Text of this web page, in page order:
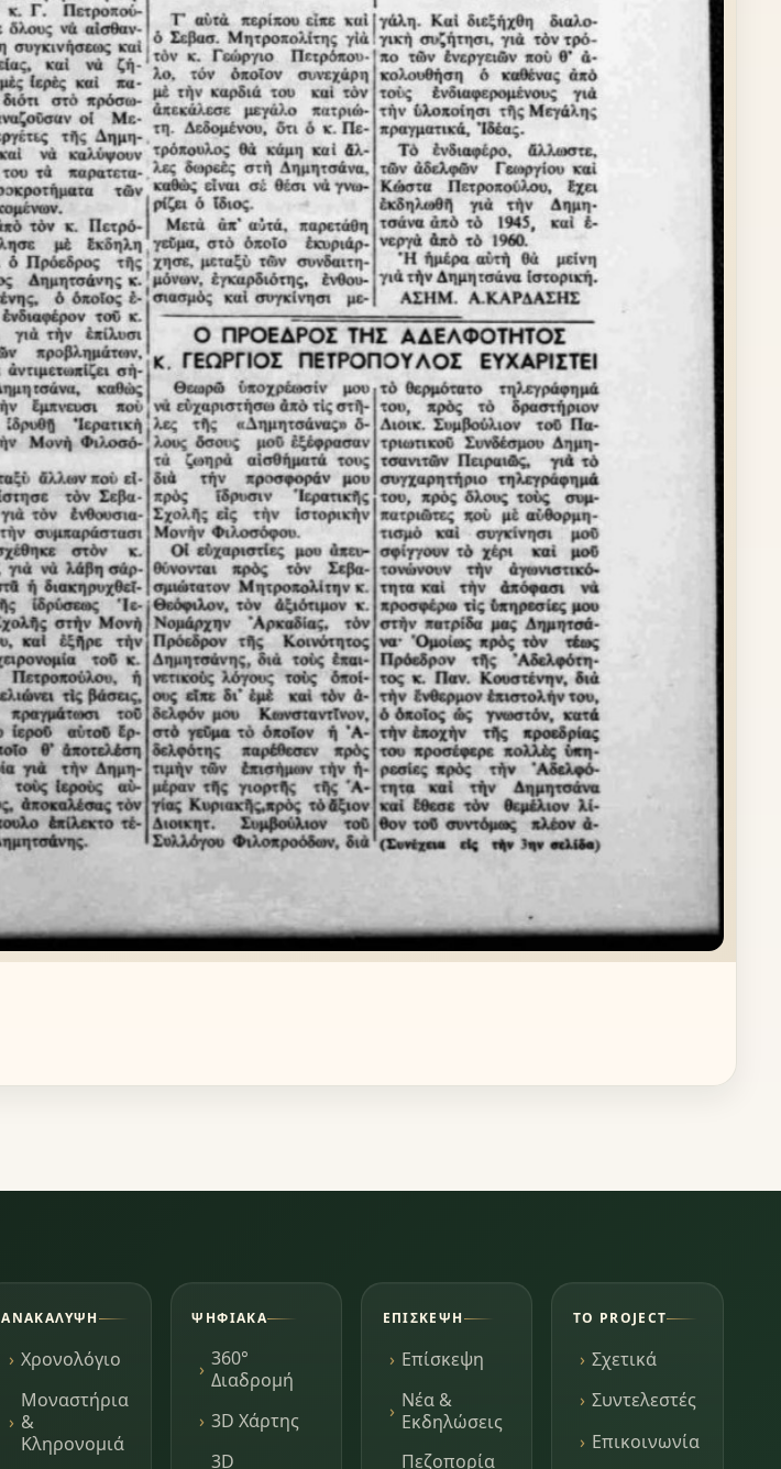
ΑΝΑΚΆΛΥΨΗ
Χρονολόγιο
Μοναστήρια
&
Κληρονομιά
ΨΗΦΙΑΚΆ
360°
Διαδρομή
3D Χάρτης
3D
ΕΠΊΣΚΕΨΗ
Επίσκεψη
Νέα &
Εκδηλώσεις
Πεζοπορία
ΤΟ PROJECT
Σχετικά
Συντελεστές
Επικοινωνία